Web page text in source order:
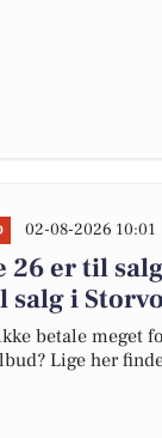
02-08-2026 10:01
26 er til
salg i
betale meget
Lige her